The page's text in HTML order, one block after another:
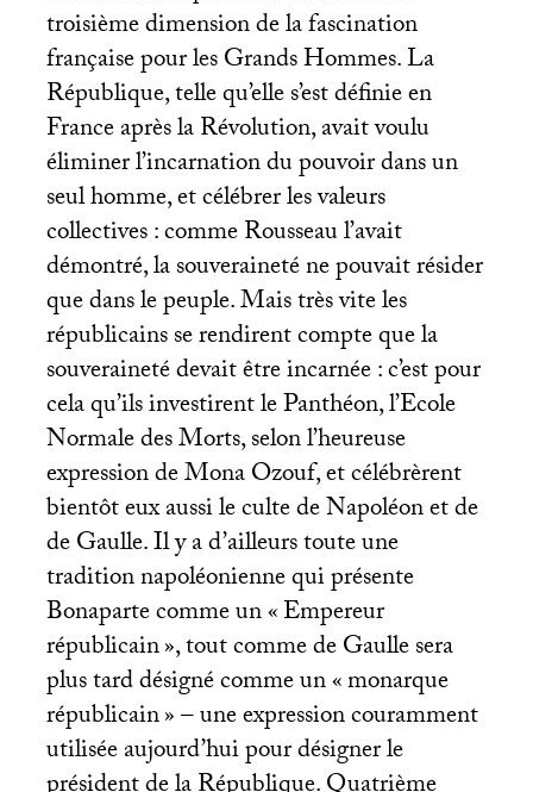
troisième dimension de la fascination
française pour les Grands Hommes. La
République, telle qu’elle s’est définie en
France après la Révolution, avait voulu
éliminer l’incarnation du pouvoir dans un
seul homme, et célébrer les valeurs
collectives : comme Rousseau l’avait
démontré, la souveraineté ne pouvait résider
que dans le peuple. Mais très vite les
républicains se rendirent compte que la
souveraineté devait être incarnée : c’est pour
cela qu’ils investirent le Panthéon, l’Ecole
Normale des Morts, selon l’heureuse
expression de Mona Ozouf, et célébrèrent
bientôt eux aussi le culte de Napoléon et de
de Gaulle. Il y a d’ailleurs toute une
tradition napoléonienne qui présente
Bonaparte comme un «Empereur
républicain», tout comme de Gaulle sera
plus tard désigné comme un «monarque
républicain» – une expression couramment
utilisée aujourd’hui pour désigner le